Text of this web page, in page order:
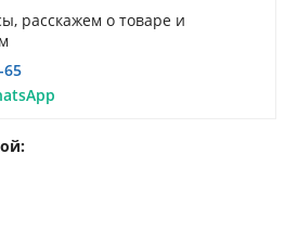
расскажем о товаре и
65